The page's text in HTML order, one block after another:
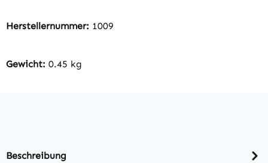
Herstellernummer: 1009
Gewicht: 0.45 kg
Beschreibung